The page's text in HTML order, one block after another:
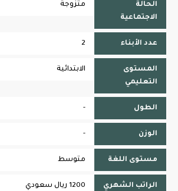
الحالة
الاجتماعية
متزوجة
عدد الأبناء 2
المستوى
التعليمي
الابتدائية
الطول -
الوزن -
مستوى اللغة متوسط
الراتب الشهري 1200 ريال سعودي